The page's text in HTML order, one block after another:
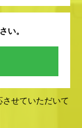
い。
せていただいて